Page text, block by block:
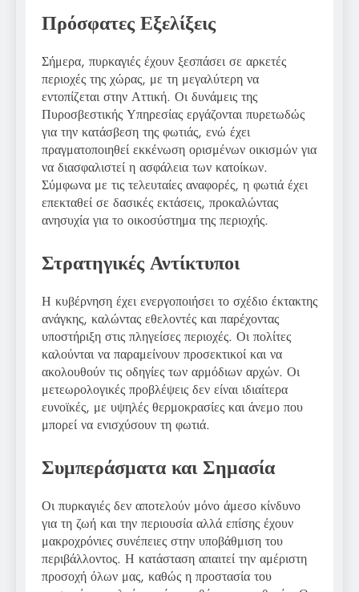
Πρόσφατες Εξελίξεις
Σήμερα, πυρκαγιές έχουν ξεσπάσει σε αρκετές
περιοχές της χώρας, με τη μεγαλύτερη να
εντοπίζεται στην Αττική. Οι δυνάμεις της
Πυροσβεστικής Υπηρεσίας εργάζονται πυρετωδώς
για την κατάσβεση της φωτιάς, ενώ έχει
πραγματοποιηθεί εκκένωση ορισμένων οικισμών για
να διασφαλιστεί η ασφάλεια των κατοίκων.
Σύμφωνα με τις τελευταίες αναφορές, η φωτιά έχει
επεκταθεί σε δασικές εκτάσεις, προκαλώντας
ανησυχία για το οικοσύστημα της περιοχής.
Στρατηγικές Αντίκτυποι
Η κυβέρνηση έχει ενεργοποιήσει το σχέδιο έκτακτης
ανάγκης, καλώντας εθελοντές και παρέχοντας
υποστήριξη στις πληγείσες περιοχές. Οι πολίτες
καλούνται να παραμείνουν προσεκτικοί και να
ακολουθούν τις οδηγίες των αρμόδιων αρχών. Οι
μετεωρολογικές προβλέψεις δεν είναι ιδιαίτερα
ευνοϊκές, με υψηλές θερμοκρασίες και άνεμο που
μπορεί να ενισχύσουν τη φωτιά.
Συμπεράσματα και Σημασία
Οι πυρκαγιές δεν αποτελούν μόνο άμεσο κίνδυνο
για τη ζωή και την περιουσία αλλά επίσης έχουν
μακροχρόνιες συνέπειες στην υποβάθμιση του
περιβάλλοντος. Η κατάσταση απαιτεί την αμέριστη
προσοχή όλων μας, καθώς η προστασία του